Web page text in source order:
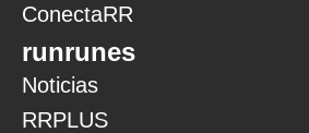
ConectaRR
runrunes
Noticias
RRPLUS